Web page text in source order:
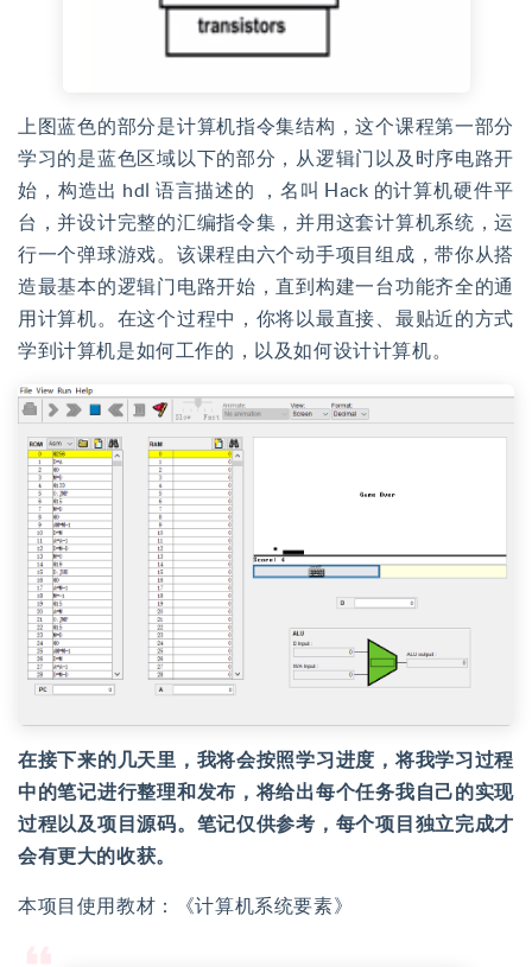
上图蓝色的部分是计算机指令集结构，这个课程第一部分
学习的是蓝色区域以下的部分，从逻辑门以及时序电路开
始，构造出 hdl 语言描述的 ，名叫 Hack 的计算机硬件平
台，并设计完整的汇编指令集，并用这套计算机系统，运
行一个弹球游戏。该课程由六个动手项目组成，带你从搭
造最基本的逻辑门电路开始，直到构建一台功能齐全的通
用计算机。在这个过程中，你将以最直接、最贴近的方式
学到计算机是如何工作的，以及如何设计计算机。
在接下来的几天里，我将会按照学习进度，将我学习过程
中的笔记进行整理和发布，将给出每个任务我自己的实现
过程以及项目源码。笔记仅供参考，每个项目独立完成才
会有更大的收获。
本项目使用教材：《计算机系统要素》